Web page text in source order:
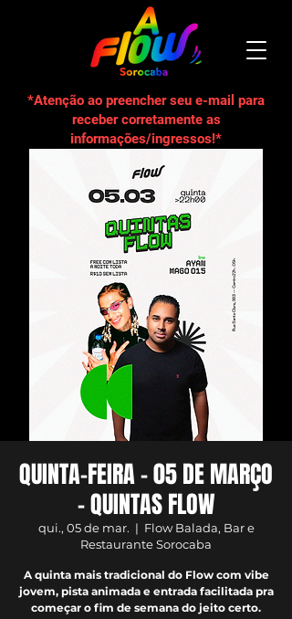
*Atenção ao preencher seu e-mail para
receber corretamente as
informações/ingressos!*
QUINTA-FEIRA - 05 DE MARÇO
- QUINTAS FLOW
qui., 05 de mar.
  |
Flow Balada, Bar e
Restaurante Sorocaba
A quinta mais tradicional do Flow com vibe
jovem, pista animada e entrada facilitada pra
começar o fim de semana do jeito certo.